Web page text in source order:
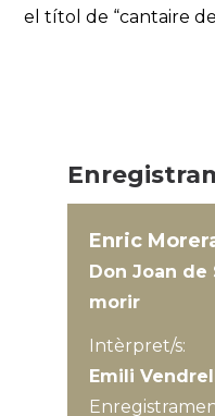
el títol de “cantaire
Enric
Don Joan de
morir
Intèrpret/s:
Emili